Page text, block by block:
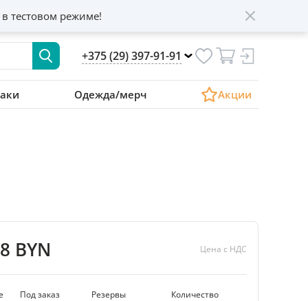
тестовом режиме!
+375 (29) 397-91-91
Одежда/мерч Акции
BYN Цена с НДС
Под заказ Резервы
Количество